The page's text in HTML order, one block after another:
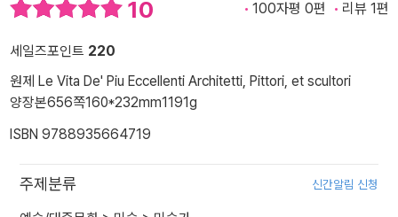
10 100자평 0편 리뷰 1편
세일즈포인트 220
원제 Le Vita De' Piu Eccellenti Architetti, Pittori, et scultori
양장본656쪽160*232mm1191g
ISBN 9788935664719
주제분류 신간알림 신청